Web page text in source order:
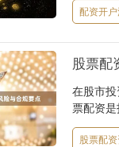
配资开
股票配
在股市
票配资
股票配